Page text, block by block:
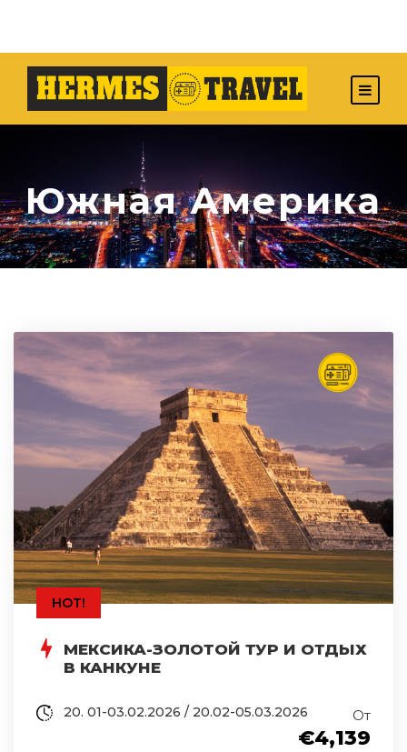
Южная Америка
HOT!
МЕКСИКА-ЗОЛОТОЙ ТУР И ОТДЫХ
В КАНКУНЕ
От
€4,139
20. 01-03.02.2026 / 20.02-05.03.2026